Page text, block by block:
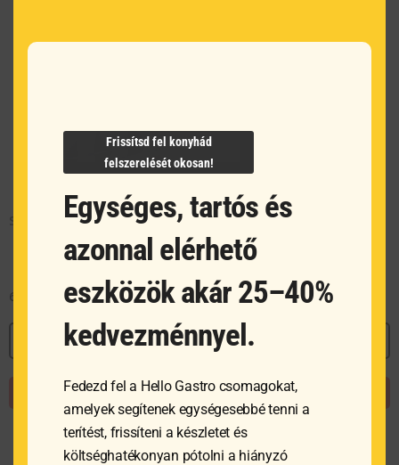
Standard pohármosó kefe – 190x100x180 mm
6 315
MEGNÉZEM
KOSÁRBA TESZEM
Frissítsd fel konyhád
felszerelését okosan!
Egységes, tartós és
azonnal elérhető
eszközök akár 25–40%
kedvezménnyel.
Fedezd fel a Hello Gastro csomagokat,
amelyek segítenek egységesebbé tenni a
terítést, frissíteni a készletet és
költséghatékonyan pótolni a hiányzó